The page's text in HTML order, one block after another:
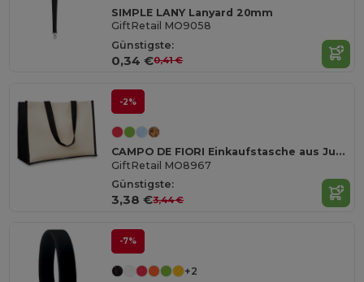
SIMPLE LANY Lanyard 20mm
GiftRetail MO9058
Günstigste:
0,34 €0,41 €
-2%
CAMPO DE FIORI Einkaufstasche aus Jutestoff
GiftRetail MO8967
Günstigste:
3,38 €3,44 €
-7%
+2